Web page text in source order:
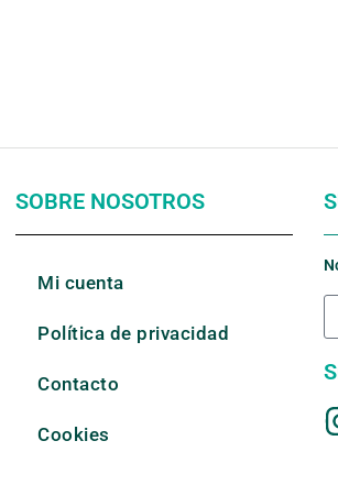
SOBRE NOSOTROS
Mi cuenta
Política de privacidad
Contacto
Cookies